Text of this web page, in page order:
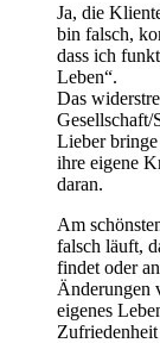
Ja, die
bin falsch,
dass ich
Leben“.
Das
Gesellschaft/
Lieber
ihre eigene
daran.
Am
falsch läuft,
findet oder
Änderungen
eigenes